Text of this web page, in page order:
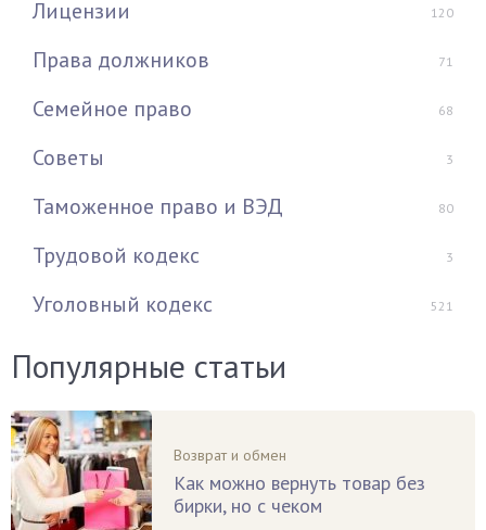
Лицензии 120
Права должников 71
Семейное право 68
Советы 3
Таможенное право и ВЭД 80
Трудовой кодекс 3
Уголовный кодекс 521
Популярные статьи
Возврат и обмен
Как можно вернуть товар без
бирки, но с чеком